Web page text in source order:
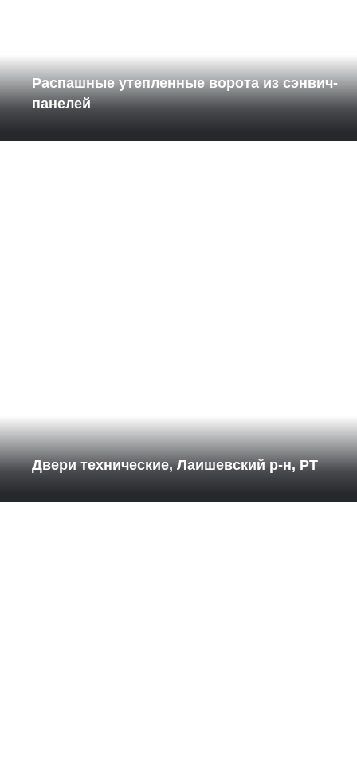
Распашные утепленные ворота из сэнвич-
панелей
Двери технические, Лаишевский р-н, РТ